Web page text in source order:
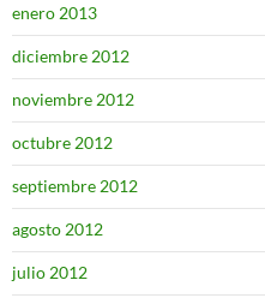
enero 2013
diciembre 2012
noviembre 2012
octubre 2012
septiembre 2012
agosto 2012
julio 2012